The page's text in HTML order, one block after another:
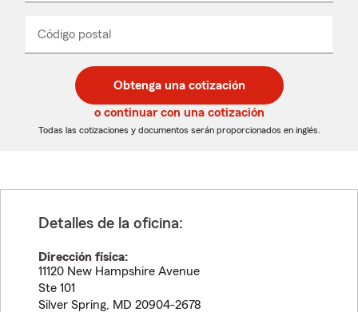
desplegable
Código postal
de
5
dígitos
de
5
dígitos
_____
Obtenga una cotización
o continuar con una cotización
Todas las cotizaciones y documentos serán proporcionados en inglés.
Detalles de la oficina:
Dirección física:
11120 New Hampshire Avenue
Ste 101
Silver Spring, MD 20904-2678